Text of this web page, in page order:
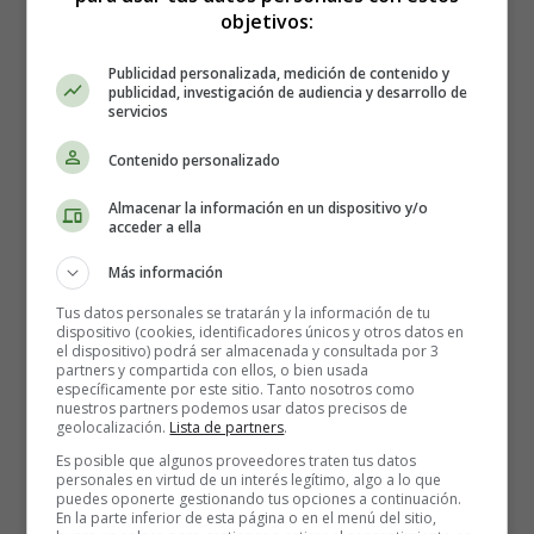
composición corporal, el músculo magro y el tejido
masa corporal tradicional (IMC) para determinar el
exceso de grasa. Se puede utilizar una imagen corporal
muscular.
¿Cómo prepararse para una densitometría ósea -
Las exploraciones DEXA suelen ser procedimientos
ambulatorios. No se necesitan preparaciones especiales,
excepto dejar de tomar suplementos de calcio durante las
24 horas anteriores a la prueba.
Use ropa cómoda. Dependiendo del área del cuerpo que
se esté escaneando, es posible que tenga que quitarse la
ropa con cierres metálicos, cremalleras o ganchos. El
objetivos:
Publicidad personalizada, medición de contenido y
publicidad, investigación de audiencia y desarrollo de
servicios
Contenido personalizado
Almacenar la información en un dispositivo y/o
acceder a ella
Más información
Tus datos personales se tratarán y la información de tu
dispositivo (cookies, identificadores únicos y otros datos en
el dispositivo) podrá ser almacenada y consultada por 3
partners y compartida con ellos, o bien usada
específicamente por este sitio. Tanto nosotros como
nuestros partners podemos usar datos precisos de
geolocalización. Lista de partners.
Es posible que algunos proveedores traten tus datos
personales en virtud de un interés legítimo, algo a lo que
puedes oponerte gestionando tus opciones a continuación.
En la parte inferior de esta página o en el menú del sitio,